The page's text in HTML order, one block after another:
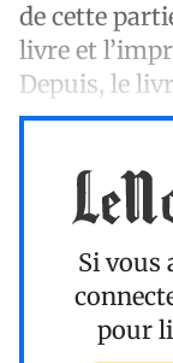
de cette
livre et
Depuis, le
Si vous
pour